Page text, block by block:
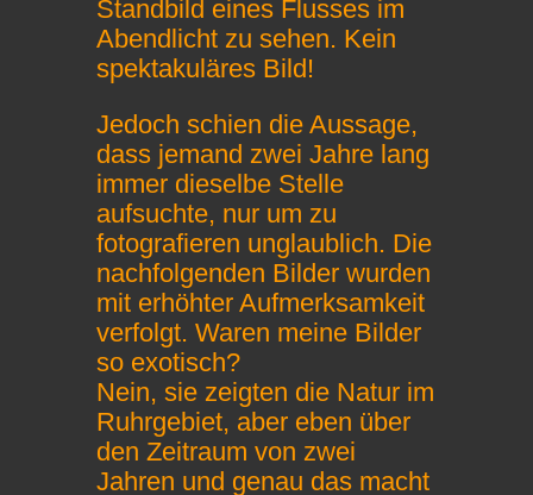
Standbild eines Flusses im
Abendlicht zu sehen. Kein
spektakuläres Bild!
Jedoch schien die Aussage,
dass jemand zwei Jahre lang
immer dieselbe Stelle
aufsuchte, nur um zu
fotografieren unglaublich. Die
nachfolgenden Bilder wurden
mit erhöhter Aufmerksamkeit
verfolgt. Waren meine Bilder
so exotisch?
Nein, sie zeigten die Natur im
Ruhrgebiet, aber eben über
den Zeitraum von zwei
Jahren und genau das macht